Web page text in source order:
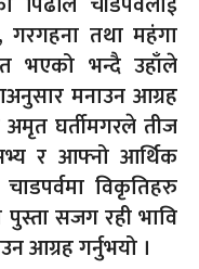
तथा महंगा
भएको भन्दै उहाँले
मनाउन आग्रह
घर्तीमगरले तीज
र आफ्नो आर्थिक
विकृतिहरु
पुस्ता सजग रही भावि
आग्रह गर्नुभयो ।